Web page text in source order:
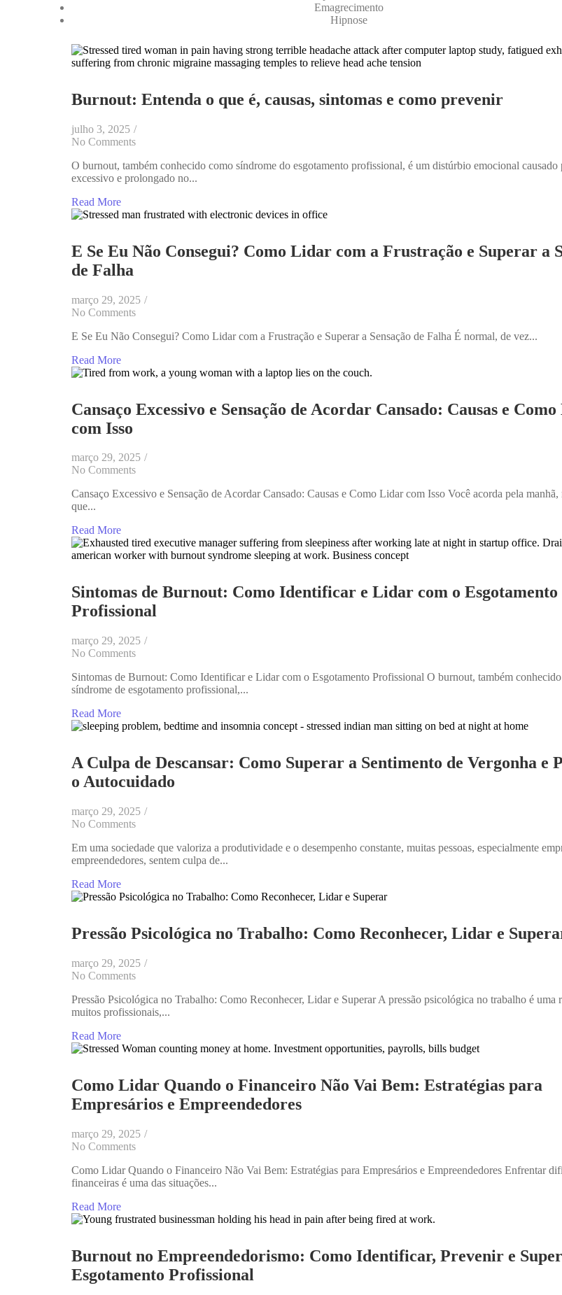
Emagrecimento
Hipnose
Burnout: Entenda o que é, causas, sintomas e como prevenir
julho 3, 2025 /
No Comments
O burnout, também conhecido como síndrome do esgotamento profissional, é um distúrbio emocional causado
excessivo e prolongado no...
Read More
E Se Eu Não Consegui? Como Lidar com a Frustração e Superar a
de Falha
março 29, 2025 /
No Comments
E Se Eu Não Consegui? Como Lidar com a Frustração e Superar a Sensação de Falha É normal, de vez...
Read More
Cansaço Excessivo e Sensação de Acordar Cansado: Causas e
com Isso
março 29, 2025 /
No Comments
Cansaço Excessivo e Sensação de Acordar Cansado: Causas e Como Lidar com Isso Você acorda pela manhã,
que...
Read More
Sintomas de Burnout: Como Identificar e Lidar com o Esgotamento
Profissional
março 29, 2025 /
No Comments
Sintomas de Burnout: Como Identificar e Lidar com o Esgotamento Profissional O burnout, também
síndrome de esgotamento profissional,...
Read More
A Culpa de Descansar: Como Superar a Sentimento de Vergonha e
o Autocuidado
março 29, 2025 /
No Comments
Em uma sociedade que valoriza a produtividade e o desempenho constante, muitas pessoas, especialmente
empreendedores, sentem culpa de...
Read More
Pressão Psicológica no Trabalho: Como Reconhecer, Lidar e
março 29, 2025 /
No Comments
Pressão Psicológica no Trabalho: Como Reconhecer, Lidar e Superar A pressão psicológica no trabalho é uma
muitos profissionais,...
Read More
Como Lidar Quando o Financeiro Não Vai Bem: Estratégias para
Empresários e Empreendedores
março 29, 2025 /
No Comments
Como Lidar Quando o Financeiro Não Vai Bem: Estratégias para Empresários e Empreendedores Enfrentar
financeiras é uma das situações...
Read More
Burnout no Empreendedorismo: Como Identificar, Prevenir e
Esgotamento Profissional